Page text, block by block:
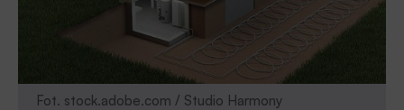
Fot. stock.adobe.com / Studio Harmony